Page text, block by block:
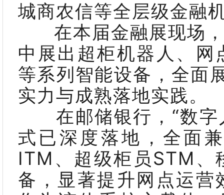
城商农信等全层级金融
在本届金融展现场，
中展出超柜机器人、
等系列智能设备，全面
实力与成熟落地实践。
在邮储银行，“数字
式已深度落地，全面
ITM、超级柜员STM、
备，显著提升网点运